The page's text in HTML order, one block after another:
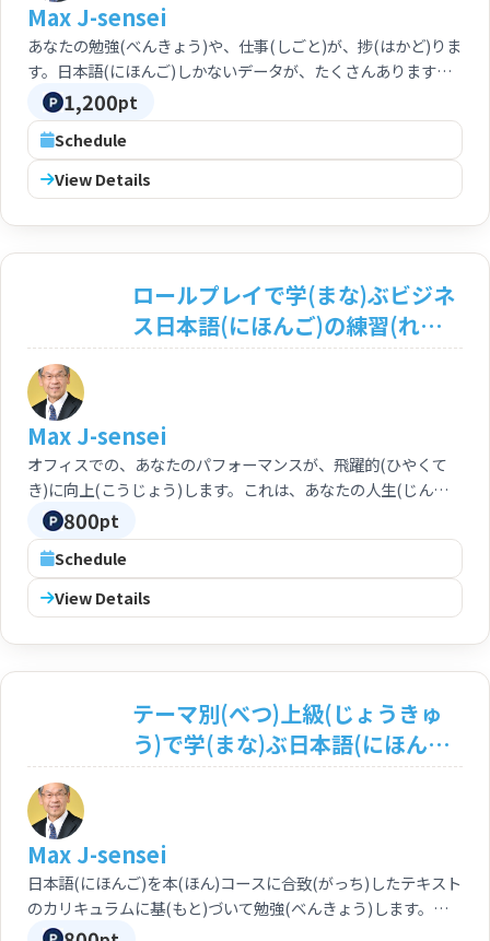
nced>
あなたの勉強(べんきょう)や、仕事(しごと)が、捗(はかど)りま
す。日本語(にほんご)しかないデータが、たくさんありますか
ら、便利(べんり)に使(つか)ってください。 Your study and
work can be progressing well, because the data you want
to get is normally founded in only Japanese language
based data. This will be very convenient for you.
Max J-sensei
1,200pt
Schedule
View Details
ロールプレイで学(まな)ぶビジネ
ス日本語(にほんご)の練習(れん
しゅう) 〔上級：N1〕 Business
オフィスでの、あなたのパフォーマンスが、飛躍的(ひやくて
き)に向上(こうじょう)します。これは、あなたの人生(じんせ
い)にとって、とっても大事(だいじ)なことです。楽(たの)しい
レッスンです。強(つよ)くお勧(すす)めします。 Your
performance in the office will be dramatically and rapidly
improved for better business life. Appropriate business
language in the business environment is absolutely
necessary for your great life. Let us have enjoyable lesson,
this is my strong recommendation.
Max J-sensei
800pt
Schedule
View Details
テーマ別(べつ)上級(じょうきゅ
う)で学(まな)ぶ日本語(にほんご)
の練習(れんしゅう) 〔上級：
日本語(にほんご)を本(ほん)コースに合致(がっち)したテキスト
のカリキュラムに基(もと)づいて勉強(べんきょう)します。テ
キストで予習(よしゅう)・復習(ふくしゅう)もできます。上級
Max J-sensei